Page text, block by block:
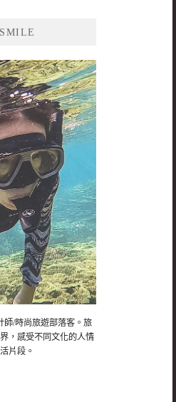
師/時尚旅遊部落客。旅
，感受不同文化的人情
片段。